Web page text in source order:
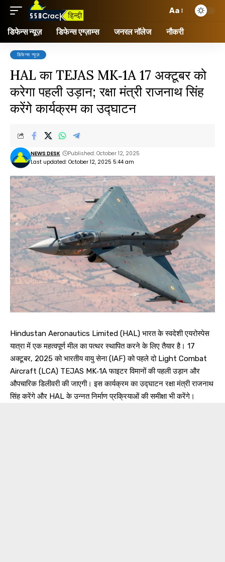
Aa
डिफेन्स न्यूज़ डिफेन्स एग्ज़ाम्स जनरल नॉलेज नौकरी
डिफेन्स न्यूज़
HAL का TEJAS MK‑1A 17 अक्टूबर को
करेगा पहली उड़ान; रक्षा मंत्री राजनाथ सिंह
करेंगे कार्यक्रम का उद्घाटन
Last updated: October 12, 2025 5:44 am
NEWS DESK Published: October 12, 2025
Hindustan Aeronautics Limited (HAL) भारत के स्वदेशी एयरोस्पेस
यात्रा में एक महत्वपूर्ण मील का पत्थर स्थापित करने के लिए तैयार है। 17
अक्टूबर, 2025 को भारतीय वायु सेना (IAF) को पहले दो Light Combat
Aircraft (LCA) TEJAS MK‑1A फाइटर विमानों की पहली उड़ान और
औपचारिक डिलीवरी की जाएगी। इस कार्यक्रम का उद्घाटन रक्षा मंत्री राजनाथ
सिंह करेंगे और HAL के उन्नत निर्माण प्रक्रियाओं की समीक्षा भी करेंगे।